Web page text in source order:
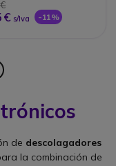
€ s/Iva -11%
leyendo página
- Siguiente
de descolagadores
la combinación de